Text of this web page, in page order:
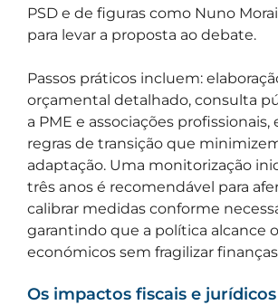
PSD e de figuras como Nuno
para levar a proposta ao debate.
Passos práticos incluem:
orçamental detalhado, consulta
a PME e associações
regras de transição que
adaptação. Uma monitorização
três anos é recomendável para
calibrar medidas conforme
garantindo que a política alcance
económicos sem fragilizar
Os impactos fiscais e jurídicos